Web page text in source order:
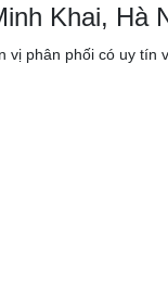
Khai, Hà
phân phối có uy tín